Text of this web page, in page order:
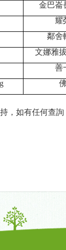
金巴崙
耀
鄰舍
文娜雅
善
，如有任何查詢